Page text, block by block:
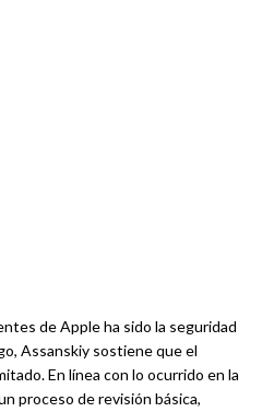
de Apple ha sido la seguridad
Assanskiy sostiene que el
En línea con lo ocurrido en la
proceso de revisión básica,